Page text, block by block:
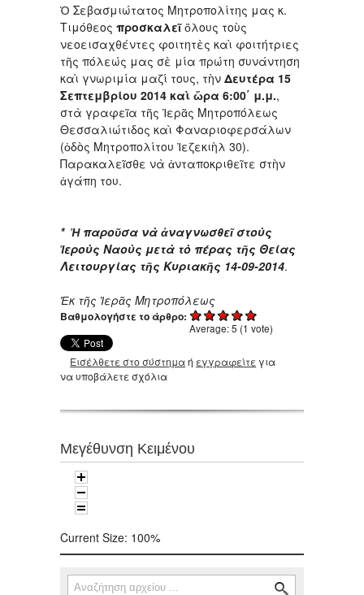
Ὁ Σεβασμιώτατος Μητροπολίτης μας κ.
Τιμόθεος προσκαλεῖὅλους τοὺς
νεοεισαχθέντες φοιτητὲς καὶ φοιτήτριες
τῆς πόλεώς μας σὲ μία πρώτη συνάντηση
καὶ γνωριμία μαζί τους, τὴν Δευτέρα 15
Σεπτεμβρίου 2014 καὶ ὥρα 6:00΄ μ.μ.,
στὰ γραφεῖα τῆς Ἱερᾶς Μητροπόλεως
Θεσσαλιώτιδος καὶ Φαναριοφερσάλων
(ὁδὸς Μητροπολίτου Ἰεζεκιὴλ 30).
Παρακαλεῖσθε νὰ ἀνταποκριθεῖτε στὴν
ἀγάπη του.
* Ἡ παροῦσα νὰ ἀναγνωσθεῖστοὺς
Ἱεροὺς Ναοὺς μετὰ τὸ πέρας τῆς Θείας
Λειτουργίας τῆς Κυριακῆς 14-09-2014.
Ἐκ τῆς Ἱερᾶς Μητροπόλεως
Βαθμολογήστε το άρθρο:
Average:5 (1 vote)
Εισέλθετε στο σύστημαή εγγραφείτε για
να υποβάλετε σχόλια
Μεγέθυνση Κειμένου
Current Size: 100%
Φόρμα αναζήτησης
Αναζήτηση